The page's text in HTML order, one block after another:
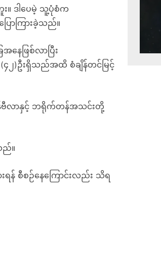
။ ဒါပေမဲ့ သူ့ပုံစံက
ာကြားခဲ့သည်။
ေဖြစ်လာပြီး
၂)ဦးရှိသည်အထိ စံချိန်တင်မြင့်
ဗီလာနှင့် ဘရိုက်တန်အသင်းတို့
ည်။
ရန် စီစဉ်နေကြောင်းလည်း သိရ